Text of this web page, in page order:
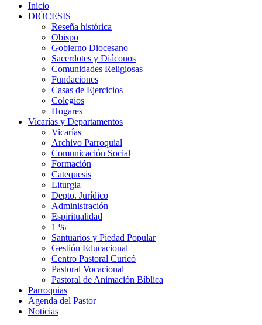
Inicio
DIÓCESIS
Reseña histórica
Obispo
Gobierno Diocesano
Sacerdotes y Diáconos
Comunidades Religiosas
Fundaciones
Casas de Ejercicios
Colegios
Hogares
Vicarías y Departamentos
Vicarías
Archivo Parroquial
Comunicación Social
Formación
Catequesis
Liturgia
Depto. Jurídico
Administración
Espiritualidad
1 %
Santuarios y Piedad Popular
Gestión Educacional
Centro Pastoral Curicó
Pastoral Vocacional
Pastoral de Animación Bíblica
Parroquias
Agenda del Pastor
Noticias